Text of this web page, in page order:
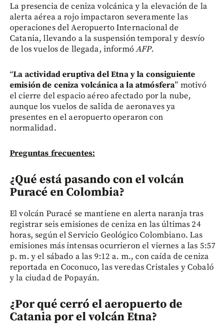
La presencia de ceniza volcánica y la elevación de la
alerta aérea a rojo impactaron severamente las
operaciones del Aeropuerto Internacional de
Catania, llevando a la suspensión temporal y desvío
de los vuelos de llegada, informóAFP.
“La actividad eruptiva del Etna y la consiguiente
emisión de ceniza volcánica a la atmósfera” motivó
el cierre del espacio aéreo afectado por la nube,
aunque los vuelos de salida de aeronaves ya
presentes en el aeropuerto operaron con
normalidad.
Preguntas frecuentes:
¿Qué está pasando con el volcán
Puracé en Colombia?
El volcán Puracé se mantiene en alerta naranja tras
registrar seis emisiones de ceniza en las últimas 24
horas, según el Servicio Geológico Colombiano. Las
emisiones más intensas ocurrieron el viernes a las 5:57
p. m. y el sábado a las 9:12 a. m., con caída de ceniza
reportada en Coconuco, las veredas Cristales y Cobaló
y la ciudad de Popayán.
¿Por qué cerró el aeropuerto de
Catania por el volcán Etna?